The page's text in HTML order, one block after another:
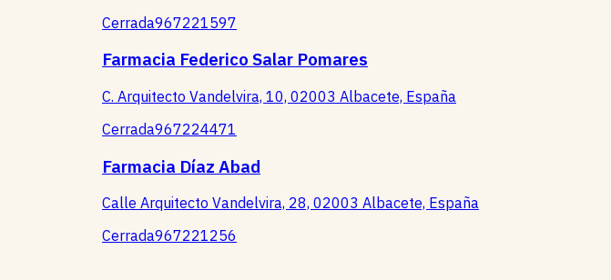
Cerrada967221597
Farmacia Federico Salar Pomares
C. Arquitecto Vandelvira, 10, 02003 Albacete, España
Cerrada967224471
Farmacia Díaz Abad
Calle Arquitecto Vandelvira, 28, 02003 Albacete, España
Cerrada967221256